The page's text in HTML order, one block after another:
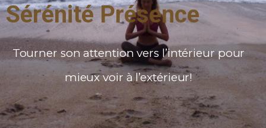
Sérénité Présence
Tourner son attention vers l’intérieur pour
mieux voir à l’extérieur!